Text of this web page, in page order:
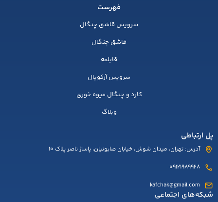
فهرست
سرویس قاشق چنگال
قاشق چنگال
قابلمه
سرویس آرکوپال
کارد و چنگال میوه خوری
وبلاگ
پل ارتباطی
آدرس: تهران، میدان شوش، خیابان صابونیان، پاساژ ناصر پلاک 10
09121989928
kafchak@gmail.com
شبکه‌های اجتماعی